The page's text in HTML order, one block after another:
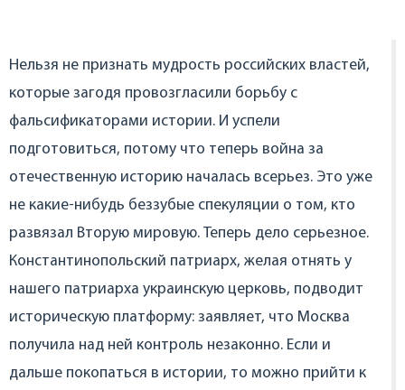
Нельзя не признать мудрость российских властей,
которые загодя провозгласили борьбу с
фальсификаторами истории. И успели
подготовиться, потому что теперь война за
отечественную историю началась всерьез. Это уже
не какие-нибудь беззубые спекуляции о том, кто
развязал Вторую мировую. Теперь дело серьезное.
Константинопольский патриарх, желая отнять у
нашего патриарха украинскую церковь, подводит
историческую платформу: заявляет, что Москва
получила над ней контроль незаконно. Если и
дальше покопаться в истории, то можно прийти к